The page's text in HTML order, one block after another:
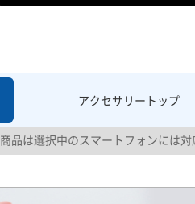
アクセサリー トップ
品は選択中のスマートフォンには対